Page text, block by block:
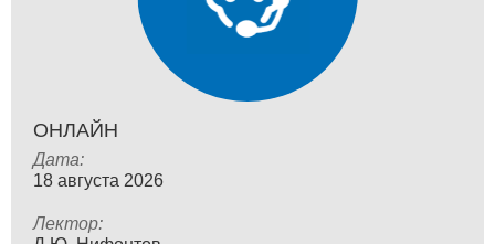
ОНЛАЙН
Дата:
18 августа 2026
Лектор: